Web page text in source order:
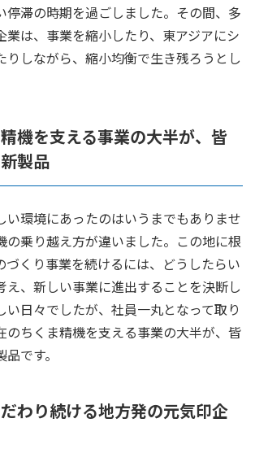
停滞の時期を過ごしました。その間、多
業は、事業を縮小したり、東アジアにシ
りしながら、縮小均衡で生き残ろうとし
機を支える事業の大半が、皆
製品
い環境にあったのはいうまでもありませ
の乗り越え方が違いました。この地に根
づくり事業を続けるには、どうしたらい
え、新しい事業に進出することを決断し
い日々でしたが、社員一丸となって取り
のちくま精機を支える事業の大半が、皆
です。
わり続ける地方発の元気印企